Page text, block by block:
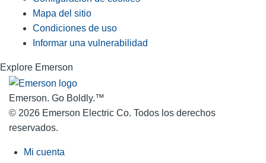
Mapa del sitio
Condiciones de uso
Informar una vulnerabilidad
Explore Emerson
Emerson. Go Boldly.™
© 2026 Emerson Electric Co. Todos los derechos
reservados.
Mi cuenta